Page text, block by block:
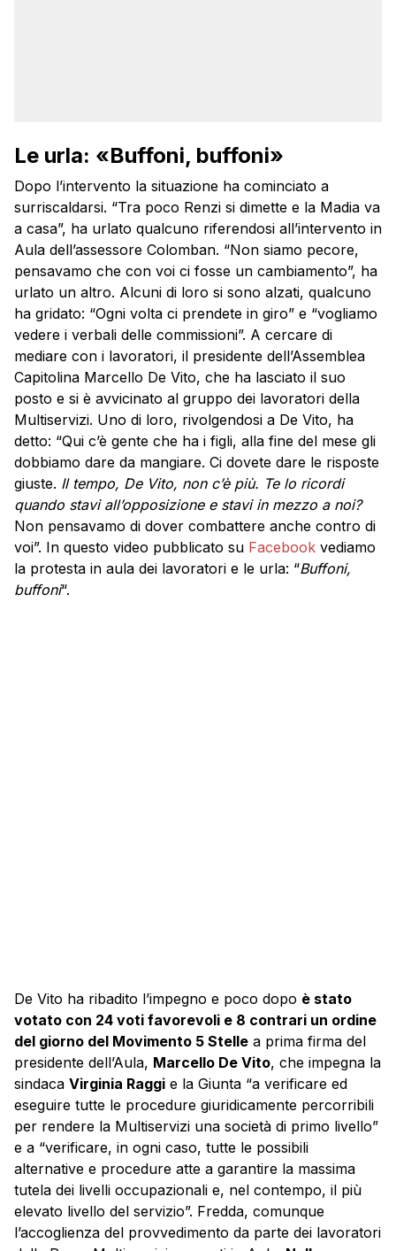
Le urla: «Buffoni, buffoni»
Dopo l’intervento la situazione ha cominciato a
surriscaldarsi. “Tra poco Renzi si dimette e la Madia va
a casa”, ha urlato qualcuno riferendosi all’intervento in
Aula dell’assessore Colomban. “Non siamo pecore,
pensavamo che con voi ci fosse un cambiamento”, ha
urlato un altro. Alcuni di loro si sono alzati, qualcuno
ha gridato: “Ogni volta ci prendete in giro” e “vogliamo
vedere i verbali delle commissioni”. A cercare di
mediare con i lavoratori, il presidente dell’Assemblea
Capitolina Marcello De Vito, che ha lasciato il suo
posto e si è avvicinato al gruppo dei lavoratori della
Multiservizi. Uno di loro, rivolgendosi a De Vito, ha
detto: “Qui c’è gente che ha i figli, alla fine del mese gli
dobbiamo dare da mangiare. Ci dovete dare le risposte
giuste. Il tempo, De Vito, non c’è più. Te lo ricordi
quando stavi all’opposizione e stavi in mezzo a noi?
Non pensavamo di dover combattere anche contro di
voi”. In questo video pubblicato su Facebook vediamo
la protesta in aula dei lavoratori e le urla: “Buffoni,
buffoni“.
De Vito ha ribadito l’impegno e poco dopo è stato
votato con 24 voti favorevoli e 8 contrari un ordine
del giorno del Movimento 5 Stelle a prima firma del
presidente dell’Aula, Marcello De Vito, che impegna la
sindaca Virginia Raggi e la Giunta “a verificare ed
eseguire tutte le procedure giuridicamente percorribili
per rendere la Multiservizi una società di primo livello”
e a “verificare, in ogni caso, tutte le possibili
alternative e procedure atte a garantire la massima
tutela dei livelli occupazionali e, nel contempo, il più
elevato livello del servizio”. Fredda, comunque
l’accoglienza del provvedimento da parte dei lavoratori